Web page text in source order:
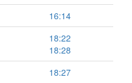
16:14
18:22
18:28
18:27